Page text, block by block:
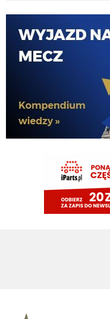
fajnie ze diouf kolejny mecz
w sumie zamknac juz mercato
ragnar 08.08.2026 15:02
Ładnie Bovio czy jak mu tam
08.08.2026 15:00
08.08.2026 15:00